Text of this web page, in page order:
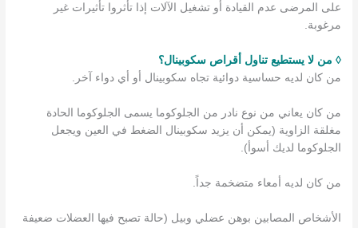
على المرضى عدم القيادة أو تشغيل الآلات إذا تأثروا تأثيرات غير
مرغوبة.
◊ من لا يستطيع تناول أقراص سكوبينال؟
من كان لديه حساسية دوائية تجاه سكوبينال أو أي دواء آخر.
من كان يعاني من نوع نادر من الجلوكوما يسمى الجلوكوما الحادة
مغلقة الزاوية (يمكن أن يزيد سكوبينال الضغط في العين ويجعل
الجلوكوما لديك أسوأ).
من كان لديه أمعاء متضخمة جداً.
الأشخاص المصابين بوهن عضلي وبيل (حالة تصبح فيها العضلات ضعيفة